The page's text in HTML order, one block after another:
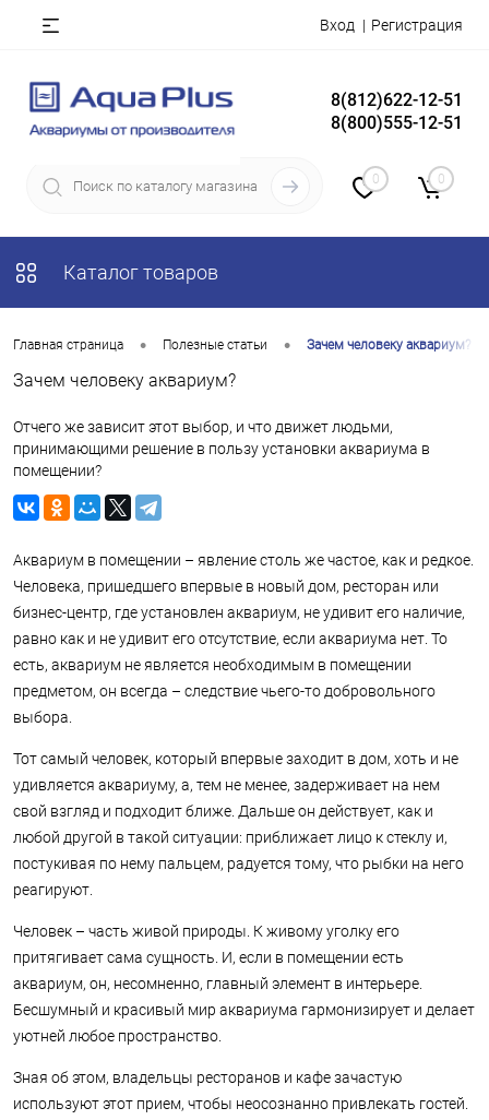
Вход Регистрация
8(812)622-12-51
8(800)555-12-51
0 0
Каталог товаров
Главная страница • Полезные статьи • Зачем человеку аквариум?
Зачем человеку аквариум?
Отчего же зависит этот выбор, и что движет людьми,
принимающими решение в пользу установки аквариума в
помещении?
Аквариум в помещении – явление столь же частое, как и редкое.
Человека, пришедшего впервые в новый дом, ресторан или
бизнес-центр, где установлен аквариум, не удивит его наличие,
равно как и не удивит его отсутствие, если аквариума нет. То
есть, аквариум не является необходимым в помещении
предметом, он всегда – следствие чьего-то добровольного
выбора.
Тот самый человек, который впервые заходит в дом, хоть и не
удивляется аквариуму, а, тем не менее, задерживает на нем
свой взгляд и подходит ближе. Дальше он действует, как и
любой другой в такой ситуации: приближает лицо к стеклу и,
постукивая по нему пальцем, радуется тому, что рыбки на него
реагируют.
Человек – часть живой природы. К живому уголку его
притягивает сама сущность. И, если в помещении есть
аквариум, он, несомненно, главный элемент в интерьере.
Бесшумный и красивый мир аквариума гармонизирует и делает
уютней любое пространство.
Зная об этом, владельцы ресторанов и кафе зачастую
используют этот прием, чтобы неосознанно привлекать гостей.